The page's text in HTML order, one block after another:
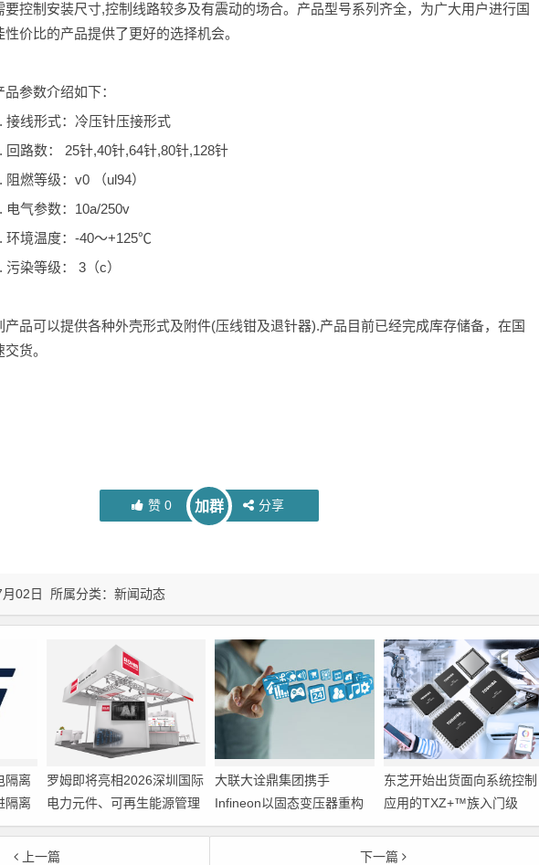
要控制安装尺寸,控制线路较多及有震动的场合。产品型号系列齐全，为广大用户进行国
价比的产品提供了更好的选择机会。
绍如下：
：冷压针压接形式
25针,40针,64针,80针,128针
：v0 （ul94）
：10a/250v
：-40～+125℃
： 3（c）
以提供各种外壳形式及附件(压线钳及退针器).产品目前已经完成库存储备，在国
货。
赞0 加群 分享
02日 所属分类： 新闻动态
隔离
隔离
罗姆即将亮相2026深圳国际
电力元件、可再生能源管理
展览会暨研讨会
大联大诠鼎集团携手
Infineon以固态变压器重构
配电效率新标杆
东芝开始出货面向系统控制
应用的TXZ+™族入门级
M4V组（搭载Arm
Cortex‑M4内核的标准微控
上一篇 下一篇